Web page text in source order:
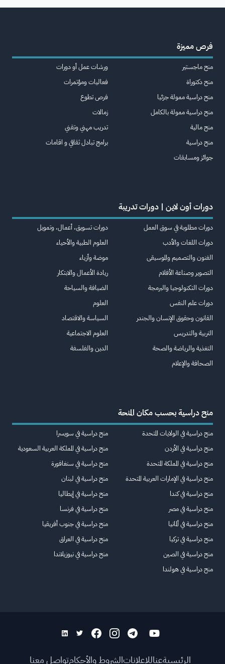
فرص مميزة
منح ماجستير
منح دكتوراة
منح دراسية ممولة جزئيا
منح دراسية ممولة بالكامل
منح مالية
منح دراسية
جوائز ومسابقات
ورشات عمل أو دورات
فعاليات ومؤتمرات
فرص تطوع
زمالات
تدريب مهني وتقني
برامج تبادل ثقافي و اقامات
دورات أون لاين | دورات تدريبة
دورات مطلوبة في سوق العمل
دورات اللغات والأدب
الفنون والتصميم والموسيقى
التصوير وصناعة الأفلام
دورات التكنولوجيا والبرمجة
دورات علم النفس
القانون وحقوق الإنسان والجندر
التربية والتدريس
التغذية والرياضة والصحة
الصحافة والإعلام
دورات تسويق، أعمال، وتمويل
العلوم الطبية والأحياء
موضة وأزياء
ريادة الأعمال والابتكار
الضيافة والسياحة
العلوم
السياسة والاقتصاد
العلوم الاجتماعية
الدين والفلسفة
منح دراسية بحسب مكان المنحة
منح دراسية في الولايات المتحدة
منح دراسية في الأردن
منح دراسية في المملكة المتحدة
منح دراسية في الإمارات العربية المتحدة
منح دراسية في كندا
منح دراسية في مصر
منح دراسية في ألمانيا
منح دراسية في تركيا
منح دراسية في الصين
منح دراسية في هولندا
منح دراسية في سويسرا
منح دراسية في المملكة العربية السعودية
منح دراسية في سنغافورة
منح دراسية في لبنان
منح دراسية في إيطاليا
منح دراسية في فرنسا
منح دراسية في جنوب أفريقيا
منح دراسية في العراق
منح دراسية في نيوزيلاندا
الرئيسيةعناللاعلاناتالشروط والأحكامتواصل معنا